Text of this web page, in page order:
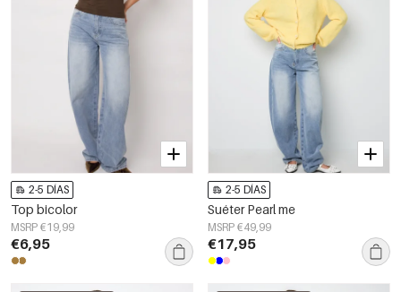
2-5 DÍAS
Top bicolor
MSRP €19,99
€6,95
2-5 DÍAS
Suéter Pearl me
MSRP €49,99
€17,95